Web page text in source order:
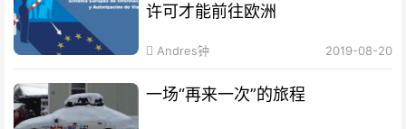
许可才能前往欧洲
Andres钟 2019-08-20
一场“再来一次”的旅程